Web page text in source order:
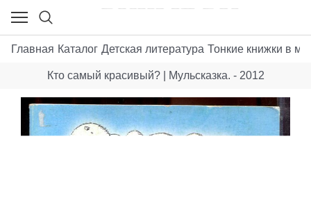
Главная Каталог Детская литература Тонкие книжки в
Кто самый красивый? | Мульсказка. - 2012